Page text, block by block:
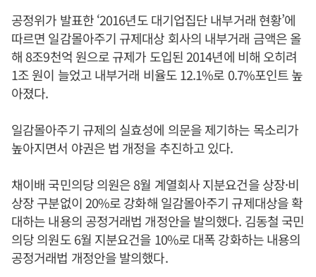
공정위가 발표한 ‘2016년도 대기업집단 내부거래 현황’에
따르면 일감몰아주기 규제대상 회사의 내부거래 금액은 올
해 8조9천억 원으로 규제가 도입된 2014년에 비해 오히려
1조 원이 늘었고 내부거래 비율도 12.1%로 0.7%포인트 높
아졌다.
일감몰아주기 규제의 실효성에 의문을 제기하는 목소리가
높아지면서 야권은 법 개정을 추진하고 있다.
채이배 국민의당 의원은 8월 계열회사 지분요건을 상장·비
상장 구분없이 20%로 강화해 일감몰아주기 규제대상을 확
대하는 내용의 공정거래법 개정안을 발의했다. 김동철 국민
의당 의원도 6월 지분요건을 10%로 대폭 강화하는 내용의
공정거래법 개정안을 발의했다.